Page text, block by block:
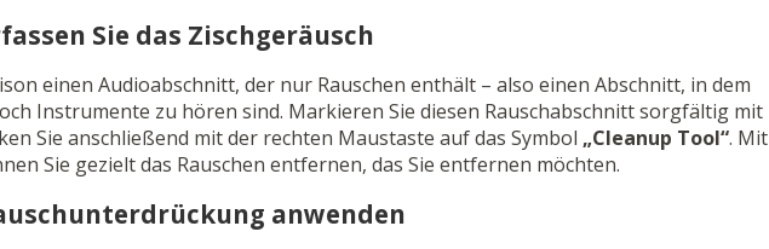
Sie das Zischgeräusch
einen Audioabschnitt, der nur Rauschen enthält – also einen Abschnitt, in dem
Instrumente zu hören sind. Markieren Sie diesen Rauschabschnitt sorgfältig mit
Sie anschließend mit der rechten Maustaste auf das Symbol „Cleanup Tool“. Mit
Sie gezielt das Rauschen entfernen, das Sie entfernen möchten.
anwenden